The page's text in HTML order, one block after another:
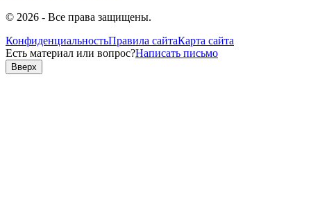
© 2026 - Все права защищены.
КонфиденциальностьПравила сайтаКарта сайта
Есть материал или вопрос?Написать письмо
Вверх